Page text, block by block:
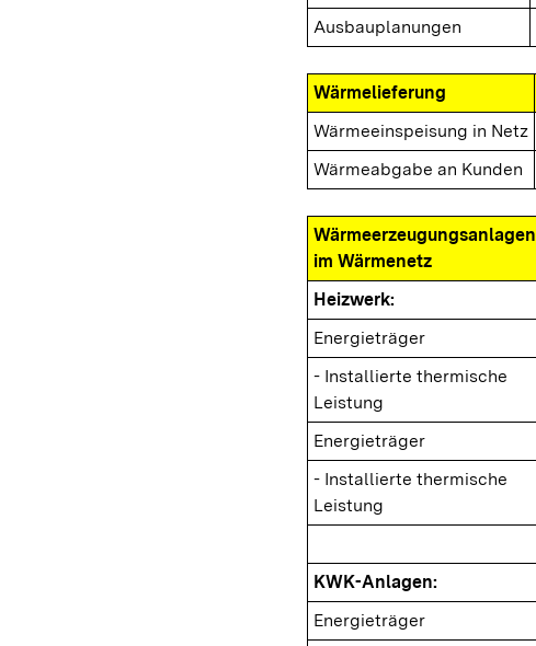
Ausbauplanungen
Wärmelieferung
Wärmeeinspeisung in Netz
Wärmeabgabe an Kunden
Wärmeerzeugungsanlagen
im Wärmenetz
Heizwerk:
Energieträger
- Installierte thermische
Leistung
Energieträger
- Installierte thermische
Leistung
KWK-Anlagen:
Energieträger